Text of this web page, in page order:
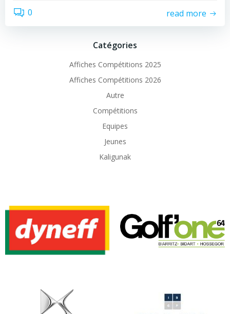
0 read more
Catégories
Affiches Compétitions 2025
Affiches Compétitions 2026
Autre
Compétitions
Equipes
Jeunes
Kaligunak